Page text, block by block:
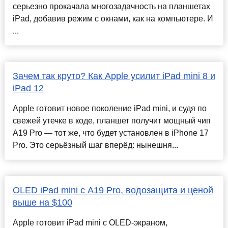
серьезно прокачала многозадачность на планшетах
iPad, добавив режим с окнами, как на компьютере. И
...
Зачем так круто? Как Apple усилит iPad mini 8 и
iPad 12
Apple готовит новое поколение iPad mini, и судя по
свежей утечке в коде, планшет получит мощный чип
A19 Pro — тот же, что будет установлен в iPhone 17
Pro. Это серьёзный шаг вперёд: нынешня...
OLED iPad mini с A19 Pro, водозащита и ценой
выше на $100
Apple готовит iPad mini с OLED‑экраном,